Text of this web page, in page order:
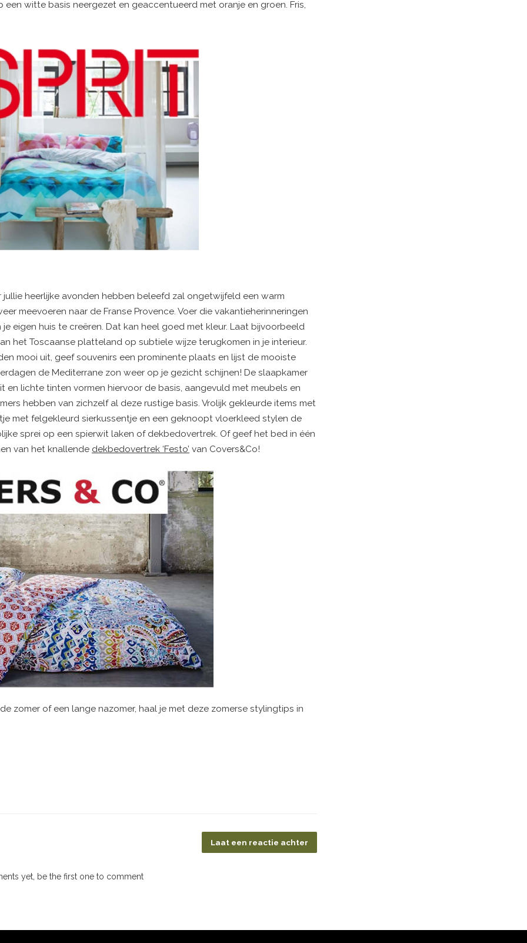
witte basis neergezet en geaccentueerd met oranje en groen. Fris,
heerlijke avonden hebben beleefd zal ongetwijfeld een warm
meevoeren naar de Franse Provence. Voer die vakantieherinneringen
eigen huis te creëren. Dat kan heel goed met kleur. Laat bijvoorbeeld
het Toscaanse platteland op subtiele wijze terugkomen in je interieur.
mooi uit, geef souvenirs een prominente plaats en lijst de mooiste
de Mediterrane zon weer op je gezicht schijnen! De slaapkamer
lichte tinten vormen hiervoor de basis, aangevuld met meubels en
hebben van zichzelf al deze rustige basis. Vrolijk gekleurde items met
met felgekleurd sierkussentje en een geknoopt vloerkleed stylen de
sprei op een spierwit laken of dekbedovertrek. Of geef het bed in één
van het knallende dekbedovertrek ‘Festo’ van Covers&Co!
zomer of een lange nazomer, haal je met deze zomerse stylingtips in
Laat een reactie achter
yet, be the first one to comment